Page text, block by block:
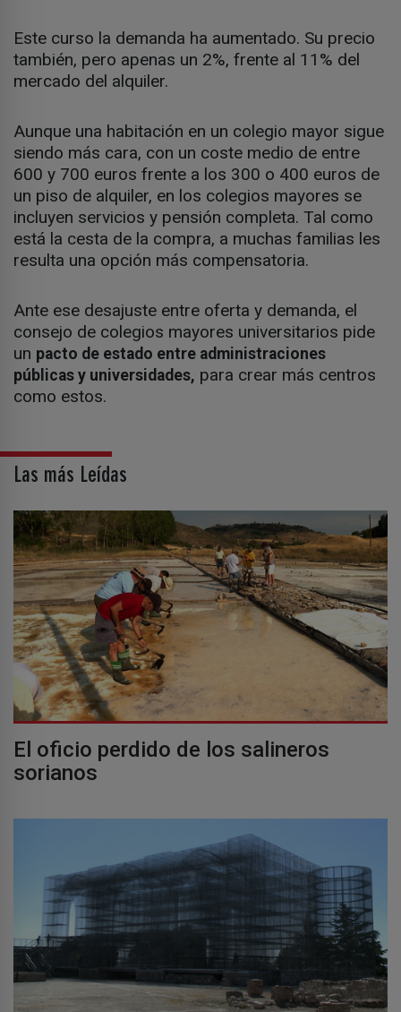
Este curso la demanda ha aumentado. Su precio
también, pero apenas un 2%, frente al 11% del
mercado del alquiler.
Aunque una habitación en un colegio mayor sigue
siendo más cara, con un coste medio de entre
600 y 700 euros frente a los 300 o 400 euros de
un piso de alquiler, en los colegios mayores se
incluyen servicios y pensión completa. Tal como
está la cesta de la compra, a muchas familias les
resulta una opción más compensatoria.
Ante ese desajuste entre oferta y demanda, el
consejo de colegios mayores universitarios pide
un pacto de estado entre administraciones
públicas y universidades, para crear más centros
como estos.
Las más Leídas
El oficio perdido de los salineros
sorianos